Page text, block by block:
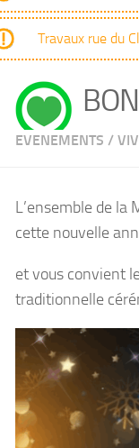
Travaux rue du
EVENEMENTS /
L’ensemble de
cette nouvelle
et vous convient
traditionnelle